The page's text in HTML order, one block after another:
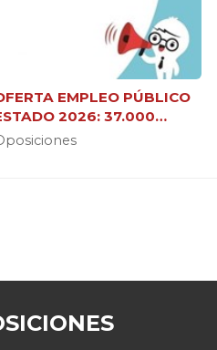
EMPLEO PÚBLICO
2026: 37.000
PLAZAS